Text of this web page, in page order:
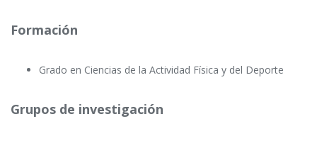
Formación
Grado en Ciencias de la Actividad Física y del Deporte
Grupos de investigación